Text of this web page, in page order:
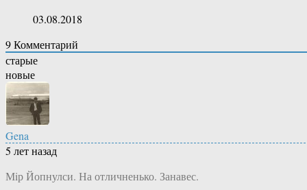
03.08.2018
9Комментарий
старые
новые
Gena
5 лет назад
Мiр Йопнулси. На отличненько. Занавес.